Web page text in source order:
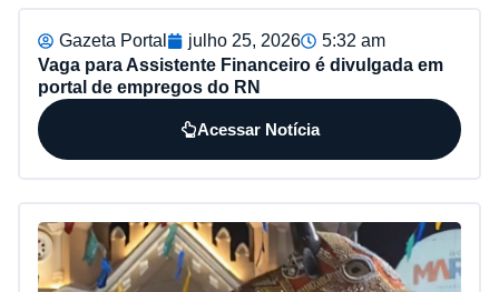
Gazeta Portal julho 25, 2026
5:32 am
Vaga para Assistente Financeiro é divulgada em
portal de empregos do RN
Acessar Notícia